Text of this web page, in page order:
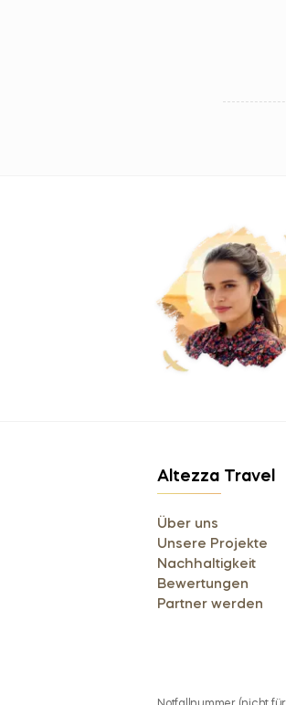
Altezza Travel
Über uns
Unsere Projekte
Nachhaltigkeit
Bewertungen
Partner werden